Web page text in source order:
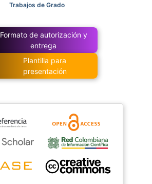
Trabajos de Grado
Formato de autorización y
entrega
Plantilla para
presentación